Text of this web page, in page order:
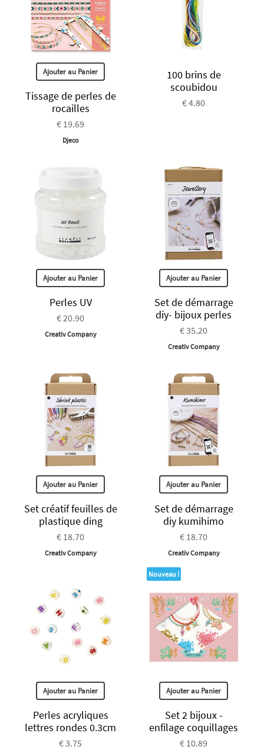
Ajouter au Panier
Tissage de perles de
rocailles
€ 19.69
Djeco
100 brins de
scoubidou
€ 4.80
Ajouter au Panier
Perles UV
€ 20.90
Creativ Company
Ajouter au Panier
Set de démarrage
diy- bijoux perles
€ 35.20
Creativ Company
Ajouter au Panier
Set créatif feuilles de
plastique ding
€ 18.70
Creativ Company
Ajouter au Panier
Set de démarrage
diy kumihimo
€ 18.70
Creativ Company
Ajouter au Panier
Perles acryliques
lettres rondes 0.3cm
€ 3.75
Nouveau !
Ajouter au Panier
Set 2 bijoux -
enfilage coquillages
€ 10.89